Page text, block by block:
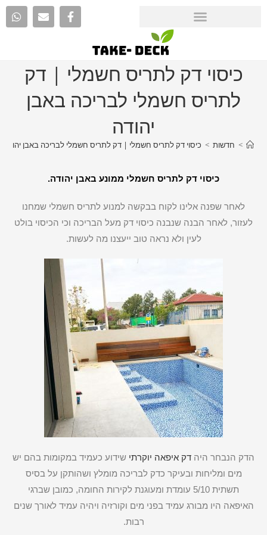
כיסוי דק לתריס חשמלי | דק
לתריס חשמלי לבריכה באבן
יהודה
> חדשות > כיסוי דק לתריס חשמלי | דק לתריס חשמלי לבריכה באבן יהודה
כיסוי דק לתריס חשמלי ממונע באבן יהודה.
לאחר שפנה אלינו לקוח בבקשה למנוע לתריס חשמלי שמחנו
לעזור, לאחר הבנה שנבנה כיסוי דק מעל הבריכה וכי הכיסוי בולט
לעין ולא נראה טוב ייעצנו מה לעשות.
הדק הנבחר היה דק איפאה יוקרתי שידוע כעמיד במקומות בהם יש
מים ומליחות ובעיקר כדק לבריכה מומלץ ושהותקן על בסיס
תשתית 5/10 עומדת ומעוגנת לקירות החומה, כמובן שברגי
האיפאה היו מבורג עמיד בפני מים וקורזיה ויהיה עמיד לאורך שנים
רבות.